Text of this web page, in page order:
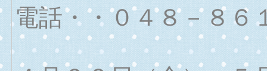
電話・・０４８－８６